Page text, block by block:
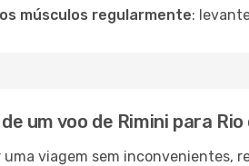
músculos regularmente:
um voo de Rimini para
uma viagem sem inconvenientes,